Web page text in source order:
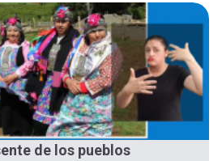
de los pueblos